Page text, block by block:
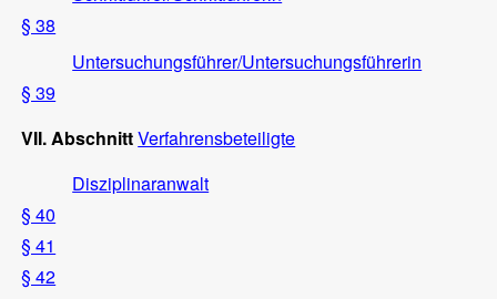
§ 38
Untersuchungsführer/Untersuchungsführerin
§ 39
VII. AbschnittVerfahrensbeteiligte
Disziplinaranwalt
§ 40
§ 41
§ 42